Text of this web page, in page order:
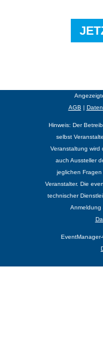
AGB |
Hinweis: Der
selbst
Veranstaltung wird
auch Aussteller
jeglichen
Veranstalter. Die
technischer
Anmeldung